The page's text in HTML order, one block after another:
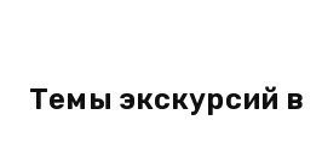
Темы экскурсий в